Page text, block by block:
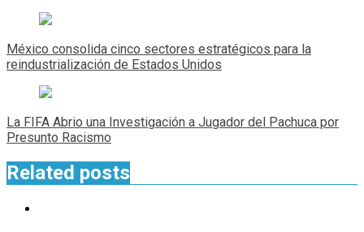
Navegación
de
entradas
México consolida cinco sectores estratégicos para la
reindustrialización de Estados Unidos
La FIFA Abrio una Investigación a Jugador del Pachuca por
Presunto Racismo
Related posts